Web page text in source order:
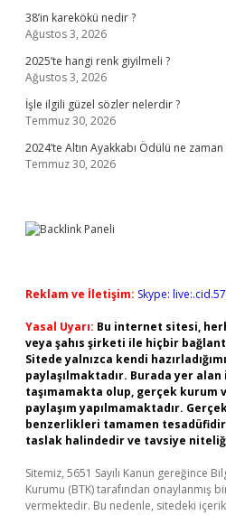
38’in karekökü nedir ?
Ağustos 3, 2026
2025’te hangi renk giyilmeli ?
Ağustos 3, 2026
İşle ilgili güzel sözler nelerdir ?
Temmuz 30, 2026
2024’te Altın Ayakkabı Ödülü ne
Temmuz 30, 2026
Reklam ve İletişim: Skype:
Yasal Uyarı: Bu internet sitesi,
veya şahıs şirketi ile hiçbir
Sitede yalnızca kendi
paylaşılmaktadır. Burada yer
taşımamakta olup, gerçek kurum
paylaşım yapılmamaktadır.
benzerlikleri tamamen
taslak halindedir ve tavsiye
Sitemiz, 5651 Sayılı Kanun gereğince
Kurumu (BTK) tarafından onaylanmış
vermektedir. Bu nedenle, sitedeki